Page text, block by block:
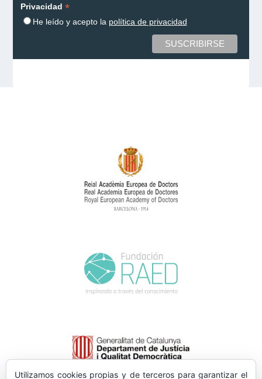
Privacidad *
He leído y acepto la política de privacidad
Utilizamos cookies propias y de terceros para garantizar el